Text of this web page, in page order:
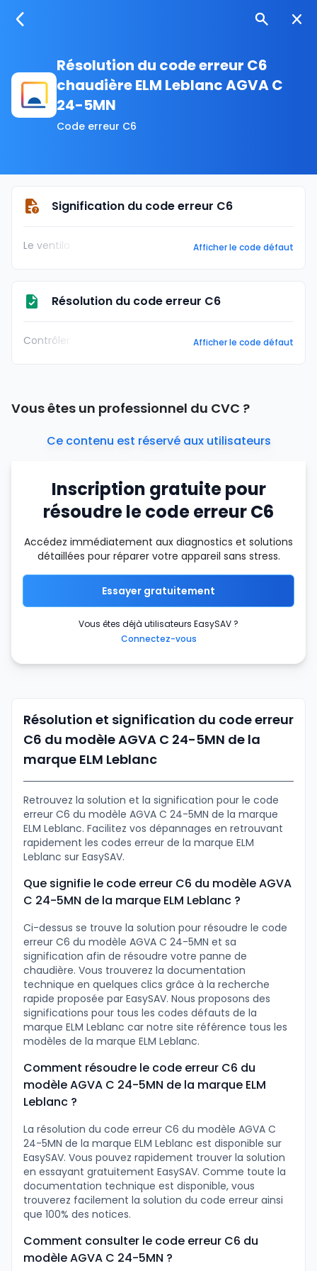
Résolution du code erreur C6
chaudière ELM Leblanc AGVA C
24-5MN
Code erreur C6
Signification du code erreur C6
Le ventila Afficher le code défaut
Résolution du code erreur C6
Contrôler Afficher le code défaut
Vous êtes un professionnel du CVC ?
Ce contenu est réservé aux utilisateurs
Inscription gratuite pour
résoudre le code erreur C6
Accédez immédiatement aux diagnostics et solutions
détaillées pour réparer votre appareil sans stress.
Essayer gratuitement
Vous êtes déjà utilisateurs EasySAV ?
Connectez-vous
Résolution et signification du code erreur
C6 du modèle AGVA C 24-5MN de la
marque ELM Leblanc
Retrouvez la solution et la signification pour le code
erreur C6 du modèle AGVA C 24-5MN de la marque
ELM Leblanc. Facilitez vos dépannages en retrouvant
rapidement les codes erreur de la marque ELM
Leblanc sur EasySAV.
Que signifie le code erreur C6 du modèle AGVA
C 24-5MN de la marque ELM Leblanc ?
Ci-dessus se trouve la solution pour résoudre le code
erreur C6 du modèle AGVA C 24-5MN et sa
signification afin de résoudre votre panne de
chaudière. Vous trouverez la documentation
technique en quelques clics grâce à la recherche
rapide proposée par EasySAV. Nous proposons des
significations pour tous les codes défauts de la
marque ELM Leblanc car notre site référence tous les
modèles de la marque ELM Leblanc.
Comment résoudre le code erreur C6 du
modèle AGVA C 24-5MN de la marque ELM
Leblanc ?
La résolution du code erreur C6 du modèle AGVA C
24-5MN de la marque ELM Leblanc est disponible sur
EasySAV. Vous pouvez rapidement trouver la solution
en essayant gratuitement EasySAV. Comme toute la
documentation technique est disponible, vous
trouverez facilement la solution du code erreur ainsi
que 100% des notices.
Comment consulter le code erreur C6 du
modèle AGVA C 24-5MN ?